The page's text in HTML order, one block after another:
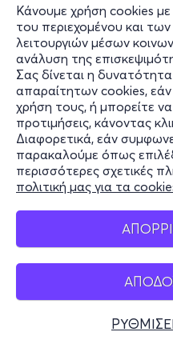
Κάνουμε χρήση cookies
του περιεχομένου και
λειτουργιών μέσων
ανάλυση της
Σας δίνεται η
απαραίτητων cookies,
χρήση τους, ή μπορείτε να
προτιμήσεις, κάνοντας
Διαφορετικά, εάν
παρακαλούμε όπως
περισσότερες σχετικές
πολιτική μας για τα